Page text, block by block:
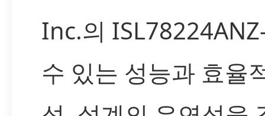
Inc.의
수 있는 성능과 효율